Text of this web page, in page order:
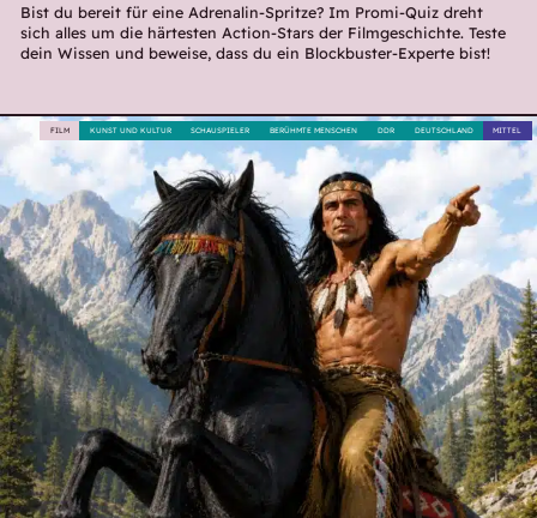
Bist du bereit für eine Adrenalin-Spritze? Im Promi-Quiz dreht
sich alles um die härtesten Action-Stars der Filmgeschichte. Teste
dein Wissen und beweise, dass du ein Blockbuster-Experte bist!
MITTEL
DEUTSCHLAND
DDR
BERÜHMTE MENSCHEN
SCHAUSPIELER
KUNST UND KULTUR
FILM